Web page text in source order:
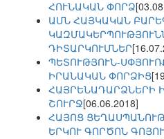
ՀՈՒՆԱԿԱՆ ՓՈՐՁ
ԱՄՆ ՀԱՅԿԱԿԱՆ
ԴԻՏԱՐԿՈՒՄՆԵՐ
ՊԵՏՈՒԹՅՈՒՆ-
ԻՐԱՆԱԿԱՆ ՓՈՐՁԻՑ
ՀԱՅՐԵՆԱԴԱՐՁՆԵՐԻ
ՇՈՒՐՋ[06.06.2018]
ՀԱՅՈՑ
ԵՐԿՈՒ ԳՈՐԾՈՆ